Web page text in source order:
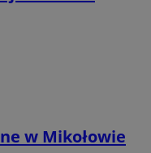
w Mikołowie